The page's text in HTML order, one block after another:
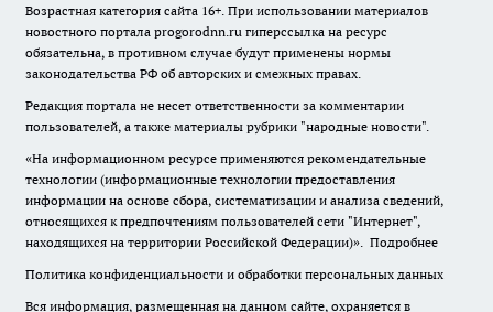
Возрастная категория сайта 16+. При использовании материалов
новостного портала progorodnn.ru гиперссылка на ресурс
обязательна, в противном случае будут применены нормы
законодательства РФ об авторских и смежных правах.
Редакция портала не несет ответственности за комментарии
пользователей, а также материалы рубрики "народные новости".
«На информационном ресурсе применяются рекомендательные
технологии (информационные технологии предоставления
информации на основе сбора, систематизации и анализа сведений,
относящихся к предпочтениям пользователей сети "Интернет",
находящихся на территории Российской Федерации)». Подробнее
Политика конфиденциальности и обработки персональных данных
Вся информация, размещенная на данном сайте, охраняется в